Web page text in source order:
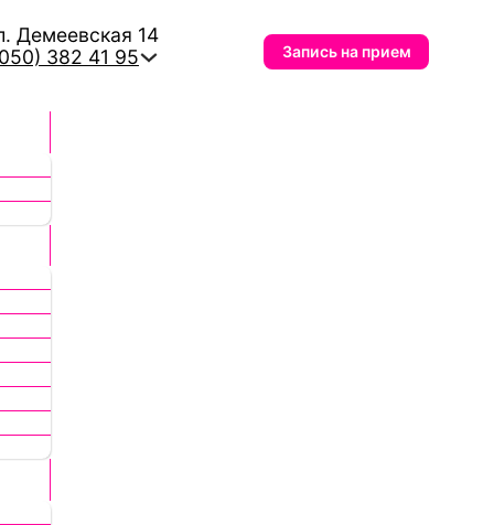
Демеевская 14
382 41 95
Запись на прием